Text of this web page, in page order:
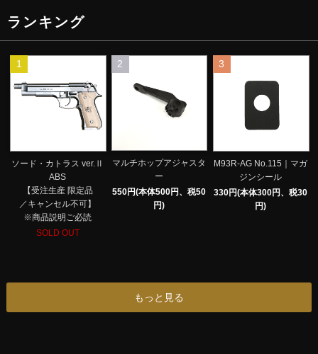
ランキング
1
ソード・カトラス ver.Ⅱ
ABS
【受注生産 限定品
／キャンセル不可】
※商品説明ご必読
SOLD OUT
2
マルチホップアジャスタ
ー
550円(本体500円、税50
円)
3
M93R-AG No.115｜マガ
ジンシール
330円(本体300円、税30
円)
もっと見る